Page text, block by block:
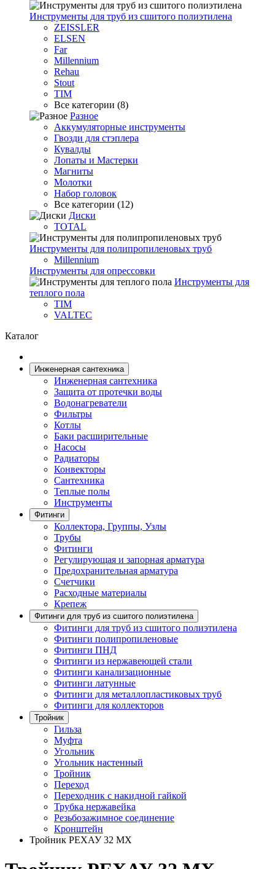
Инструменты для труб из сшитого полиэтилена
ZEISSLER
ELSEN
Far
Millennium
Rehau
Stout
TIM
Все категории (8)
Разное
Аккумуляторные инструменты
Гвозди для стэплера
Кувалды
Лопаты и Мастерки
Магниты
Молотки
Набор головок
Все категории (12)
Диски
TOTAL
Инструменты для полипропиленовых труб
Millennium
Инструменты для опрессовки
Инструменты для
теплого пола
TIM
VALTEC
Каталог
Инженерная сантехника
Инженерная сантехника
Защита от протечки воды
Водонагреватели
Фильтры
Котлы
Баки расширительные
Насосы
Радиаторы
Конвекторы
Сантехника
Теплые полы
Инструменты
Фитинги
Коллектора, Группы, Узлы
Трубы
Фитинги
Регулирующая и запорная арматура
Предохранительная арматура
Счетчики
Расходные материалы
Крепеж
Фитинги для труб из сшитого полиэтилена
Фитинги для труб из сшитого полиэтилена
Фитинги полипропиленовые
Фитинги ПНД
Фитинги из нержавеющей стали
Фитинги канализационные
Фитинги латунные
Фитинги для металлопластиковых труб
Фитинги для коллекторов
Тройник
Гильза
Муфта
Угольник
Угольник настенный
Тройник
Переход
Переходник с накидной гайкой
Трубка нержавейка
Резьбозажимное соединение
Кронштейн
Тройник РЕХАУ 32 MX